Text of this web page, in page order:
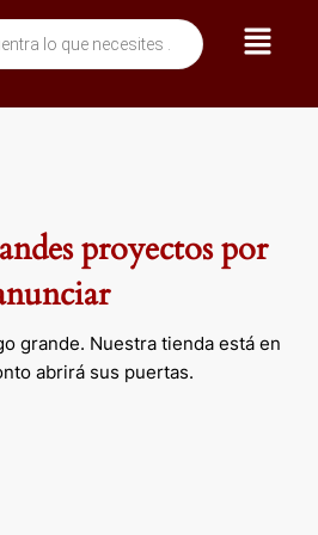
Menú
proyectos por
grande. Nuestra tienda está en
abrirá sus puertas.